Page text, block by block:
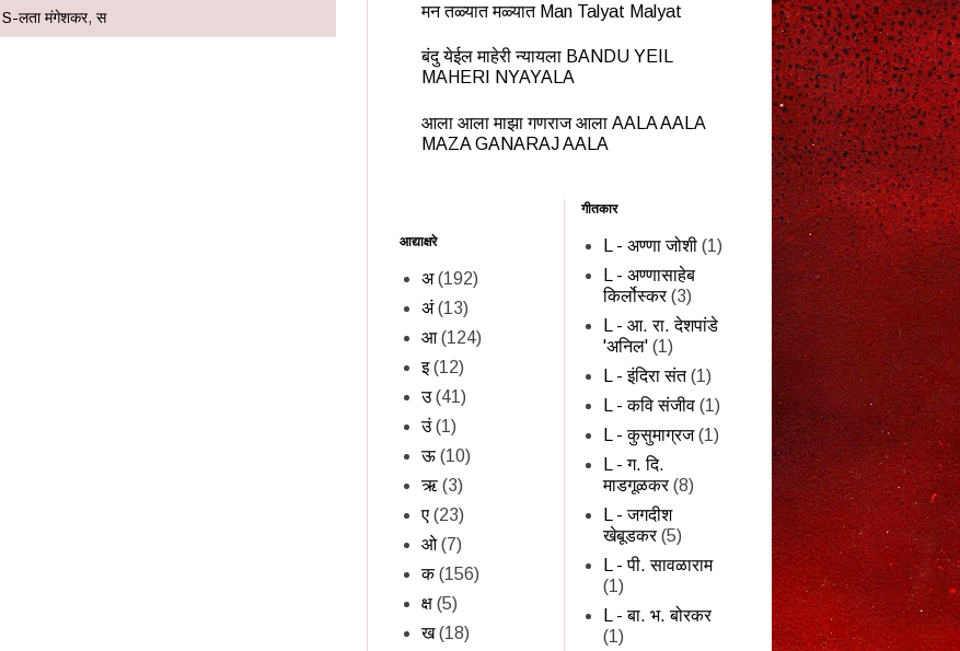
S-लता मंगेशकर, स मन तळ्यात मळ्यात Man Talyat Malyat
बंदु येईल माहेरी न्यायला BANDU YEIL
MAHERI NYAYALA
आला आला माझा गणराज आला AALA AALA
MAZA GANARAJ AALA
आद्याक्षरे
अ (192)
अं (13)
आ (124)
इ (12)
उ (41)
उं (1)
ऊ (10)
ऋ (3)
ए (23)
ओ (7)
क (156)
क्ष (5)
ख (18)
गीतकार
L - अण्णा जोशी (1)
L - अण्णासाहेब
किर्लोस्कर (3)
L - आ. रा. देशपांडे
'अनिल' (1)
L - इंदिरा संत (1)
L - कवि संजीव (1)
L - कुसुमाग्रज (1)
L - ग. दि.
माडगूळकर (8)
L - जगदीश
खेबूडकर (5)
L - पी. सावळाराम
(1)
L - बा. भ. बोरकर
(1)